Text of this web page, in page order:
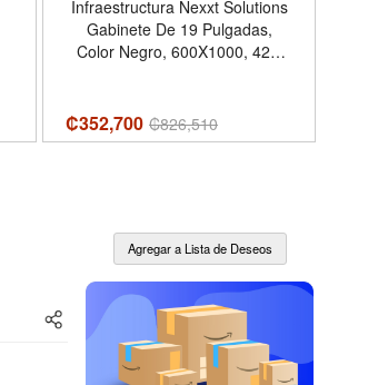
Infraestructura Nexxt Solutions
Gabinete De 19 Pulgadas,
Color Negro, 600X1000, 42U
₡352,700 ₡826,510